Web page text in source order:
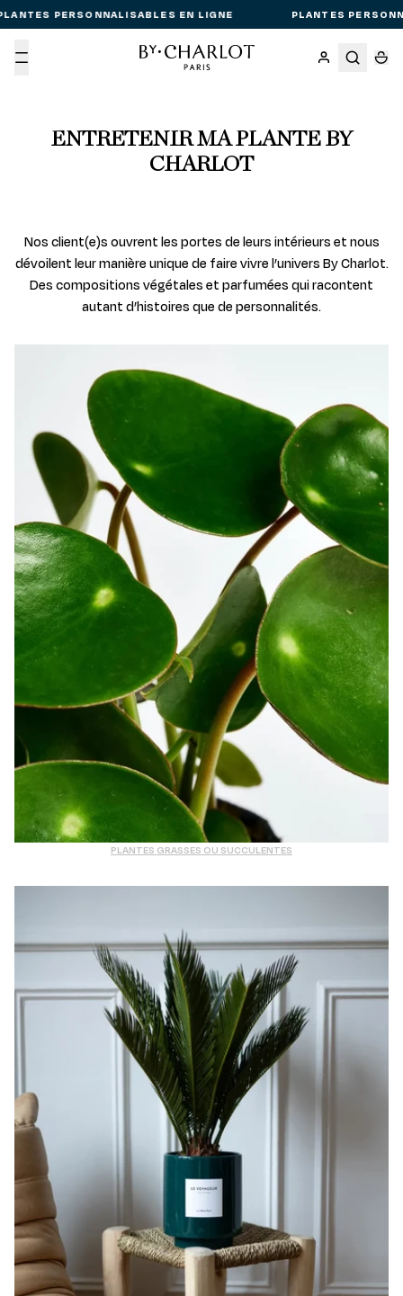
PERSONNALISABLES EN LIGNE PLANTES
Menu
ENTRETENIR MA PLANTE BY
CHARLOT
Nos client(e)s ouvrent les portes de leurs intérieurs et nous
dévoilent leur manière unique de faire vivre l’univers By Charlot.
Des compositions végétales et parfumées qui racontent
autant d’histoires que de personnalités.
PLANTES GRASSES OU SUCCULENTES